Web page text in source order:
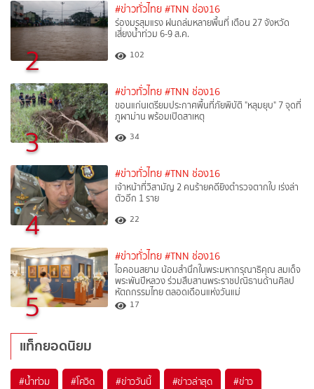
2
#ข่าวทั่วไทย #TNN ช่อง16
ร่องมรสุมแรง ฝนถล่มหลายพื้นที่ เตือน 27 จังหวัด
เสี่ยงน้ำท่วม 6-9 ส.ค.
102
3
#ข่าวทั่วไทย #TNN ช่อง16
ขอนแก่นเตรียมประกาศพื้นที่ภัยพิบัติ "หลุมยุบ" 7 จุดที่
ภูผาม่าน พร้อมเปิดสาเหตุ
34
4
#ข่าวทั่วไทย #TNN ช่อง16
เจ้าหน้าที่วิสามัญ 2 คนร้ายคดียิงตำรวจตากใบ เร่งล่า
ตัวอีก 1 ราย
22
5
#ข่าวทั่วไทย #TNN ช่อง16
ไอคอนสยาม น้อมสำนึกในพระมหากรุณาธิคุณ สมเด็จ
พระพันปีหลวง ร่วมสืบสานพระราชปณิธานด้านศิลป
หัตถกรรมไทย ตลอดเดือนแห่งวันแม่
17
แท็กยอดนิยม
#น้ำท่วม #โควิด #ข่าววันนี้ #ข่าวล่าสุด #ข่าว